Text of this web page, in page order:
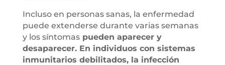
Incluso en personas sanas, la enfermedad
puede extenderse durante varias semanas
y los síntomaspueden aparecer y
desaparecer. En individuos con sistemas
inmunitarios debilitados, la infección